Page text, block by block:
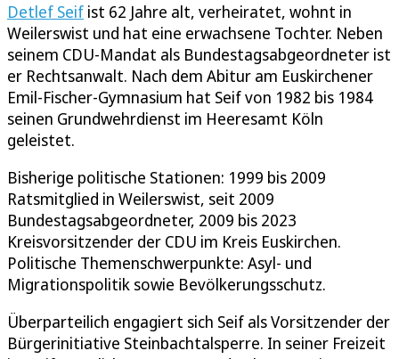
Detlef Seif ist 62 Jahre alt, verheiratet, wohnt in
Weilerswist und hat eine erwachsene Tochter. Neben
seinem CDU-Mandat als Bundestagsabgeordneter ist
er Rechtsanwalt. Nach dem Abitur am Euskirchener
Emil-Fischer-Gymnasium hat Seif von 1982 bis 1984
seinen Grundwehrdienst im Heeresamt Köln
geleistet.
Bisherige politische Stationen: 1999 bis 2009
Ratsmitglied in Weilerswist, seit 2009
Bundestagsabgeordneter, 2009 bis 2023
Kreisvorsitzender der CDU im Kreis Euskirchen.
Politische Themenschwerpunkte: Asyl- und
Migrationspolitik sowie Bevölkerungsschutz.
Überparteilich engagiert sich Seif als Vorsitzender der
Bürgerinitiative Steinbachtalsperre. In seiner Freizeit